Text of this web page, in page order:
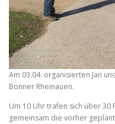
Am 03.04. organisierten Jan
Bonner Rheinauen.
Um 10 Uhr trafen sich über 30
gemeinsam die vorher